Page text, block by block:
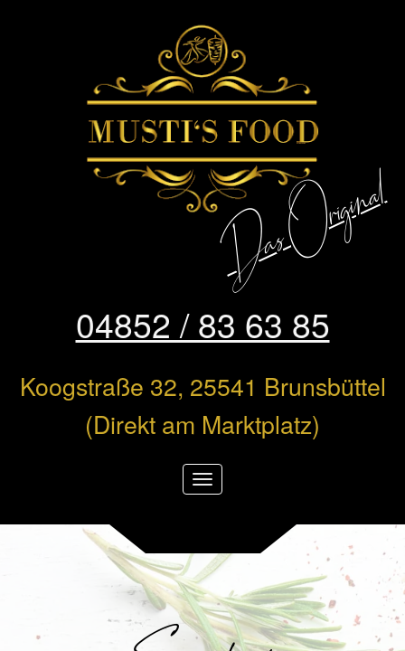
Das Original
04852 / 83 63 85
Koogstraße 32, 25541 Brunsbüttel
(Direkt am Marktplatz)
Toggle
Navigation